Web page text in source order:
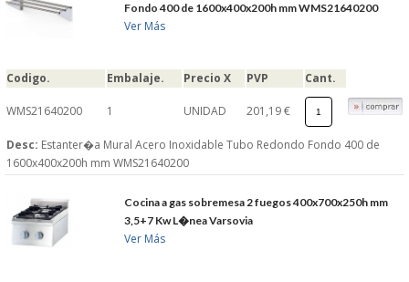
Fondo 400 de 1600x400x200h mm WMS21640200
Ver Más
Codigo. Embalaje. Precio X PVP Cant.
WMS21640200 1 UNIDAD 201,19 €
Desc: Estanter�a Mural Acero Inoxidable Tubo Redondo Fondo 400 de
1600x400x200h mm WMS21640200
Cocina a gas sobremesa 2 fuegos 400x700x250h mm
3,5+7 Kw L�nea Varsovia
Ver Más